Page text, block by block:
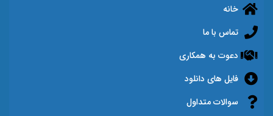
خانه
تماس با ما
دعوت به همکاری
فایل های دانلود
سوالات متداول